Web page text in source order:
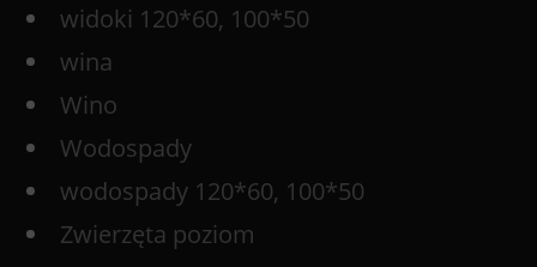
widoki 120*60, 100*50
wina
Wino
Wodospady
wodospady 120*60, 100*50
Zwierzęta poziom